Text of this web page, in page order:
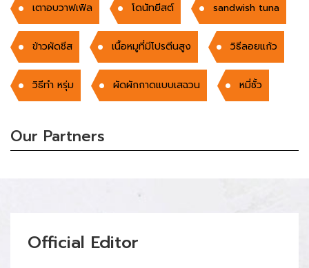
เตาอบวาฟเฟิล โดนัทยีสต์ sandwish tuna
ข้าวผัดชีส เนื้อหมูที่มีโปรตีนสูง วิธีลอยแก้ว
วิธีทำ หรุ่ม ผัดผักกาดแบบเสฉวน หมี่ซั้ว
Our Partners
Official Editor